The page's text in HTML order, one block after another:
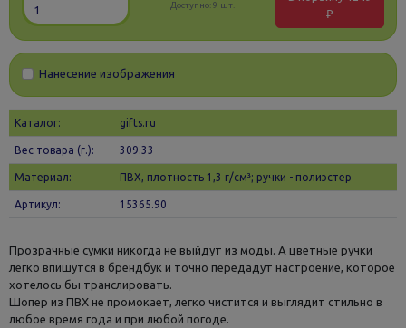
Доступно:9 шт.
₽
Нанесение изображения
Каталог: gifts.ru
Вес товара (г.): 309.33
Материал: ПВХ, плотность 1,3 г/см³; ручки - полиэстер
Артикул: 15365.90
Прозрачные сумки никогда не выйдут из моды. А цветные ручки
легко впишутся в брендбук и точно передадут настроение, которое
хотелось бы транслировать.
Шопер из ПВХ не промокает, легко чистится и выглядит стильно в
любое время года и при любой погоде.